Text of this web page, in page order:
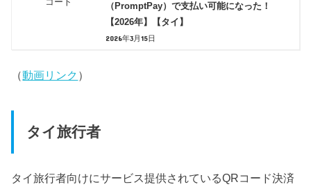
（PromptPay）で支払い可能になった！
【2026年】【タイ】
2026年3月15日
（動画リンク ）
タイ旅行者
タイ旅行者向けにサービス提供されているQRコード決済